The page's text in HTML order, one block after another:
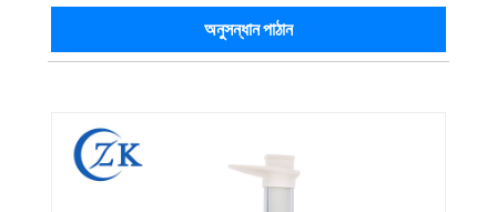
অনুসন্ধান পাঠান